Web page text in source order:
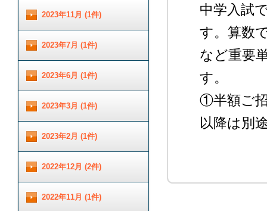
中学入試
す。算数
など重要
す。
①半額ご
以降は別
2023年11月 (1件)
2023年7月 (1件)
2023年6月 (1件)
2023年3月 (1件)
2023年2月 (1件)
2022年12月 (2件)
2022年11月 (1件)